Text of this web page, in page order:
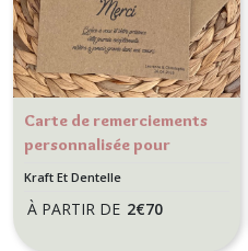
Carte de remerciements
personnalisée pour
kraft et dentelle
Kraft Et Dentelle
À PARTIR DE 2€70